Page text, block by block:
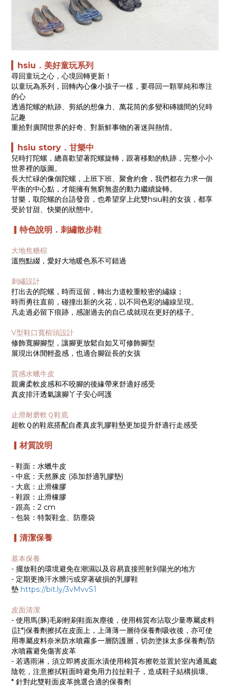
▎hsiu．美好童玩系列
尋回童玩之心，心境回轉更新！
以童玩為系列，回轉內心像小孩子一樣，要尋回一顆單純和專注
的心
透過陀螺的軌跡、剪紙的想像力、萬花筒的多變和磚牆間的兒時
記趣
重拾對廣闊世界的好奇、對新鮮事物的著迷與熱情。
▎hsiu story．甘樂中
兒時打陀螺，總喜歡望著陀螺旋轉，跟著移動的軌跡，完整小小
世界裡的版圖。
長大忙碌的像個陀螺，上班下班、聚會約會，我們都在力求一個
平衡的中心點，才能擁有無窮無盡的動力繼續旋轉。
甘樂，取陀螺的台語發音，也希望穿上此雙hsiu鞋的女孩，都享
受於甘甜、快樂的狀態中。
▎特色說明．刺繡散步鞋
大地焦糖棕
溫煦點綴，愛好大地暖色系不可錯過
刺繡設計
打出去的陀螺，時而逗留，轉出力道較重較密的繡線；
時而勇往直前，碰撞出新的火花，以不同色彩的繡線呈現。
凡走過必留下痕跡，感謝過去的自己成就現在更好的樣子。
V型鞋口寬楦頭設計
修飾寬腳腳型，讓腳更放鬆自如又可修飾腳型
展現出休閒輕盈感，也適合腳趾長的女孩
質感水蠟牛皮
親膚柔軟皮感和不咬腳的後緣帶來舒適好感受
真皮排汗透氣讓腳丫子安心呵護
止滑耐磨軟Ｑ鞋底
超軟Ｑ的鞋底搭配自產真皮乳膠鞋墊更加提升舒適行走感受
▎材質說明
- 鞋面：水蠟牛皮
- 中底：天然豚皮 (添加舒適乳膠墊)
- 大底：止滑橡膠
- 鞋跟：止滑橡膠
- 跟高：2 cm
- 包裝：特製鞋盒、防塵袋
▎清潔保養
基本保養
- 擺放鞋的環境避免在潮濕以及容易直接照射到陽光的地方
- 定期更換汗水髒污或穿著破損的乳膠鞋
墊 https://bit.ly/3vMvvS1
皮面清潔
- 使用馬(豚)毛刷輕刷鞋面灰塵後，使用棉質布沾取少量專屬皮料
(註*)保養劑擦拭在皮面上，上薄薄一層待保養劑吸收後，亦可使
用專屬皮料奈米防水噴霧多一層防護層，切勿塗抹太多保養劑/防
水噴霧避免傷害皮革
- 若遇雨淋，須立即將皮面水漬使用棉質布擦乾並置於室內通風處
陰乾，注意擦拭鞋面時避免用力拉扯鞋子，造成鞋子結構損壞。
* 針對此雙鞋面皮革挑選合適的保養劑